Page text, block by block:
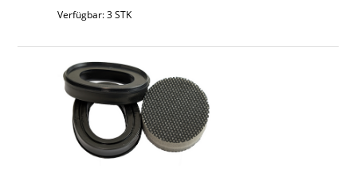
Verfügbar: 3 STK